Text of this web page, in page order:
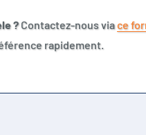
?Contactez-nous viace
rapidement.